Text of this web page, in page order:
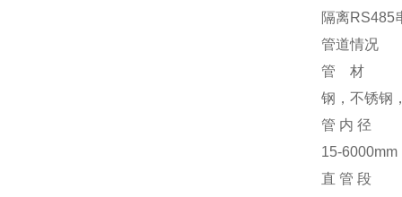
隔离RS485
管道情况
管 材
钢，不锈钢
管 内 径
15-6000mm
直 管 段